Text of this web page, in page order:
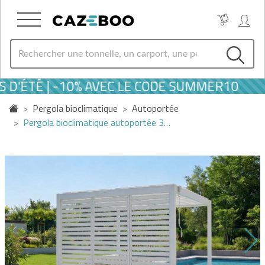
| -10% AVEC LE CODE SUMMER10
Pergola bioclimatique
Autoportée
Pergola bioclimatique autoportée 3…